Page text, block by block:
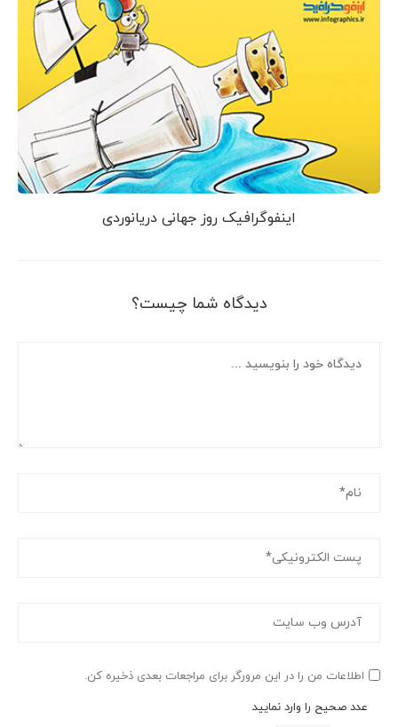
اینفوگرافیک روز جهانی دریانوردی
دیدگاه شما چیست؟
اطلاعات من را در این مرورگر برای مراجعات بعدی ذخیره کن.
عدد صحیح را وارد نمایید